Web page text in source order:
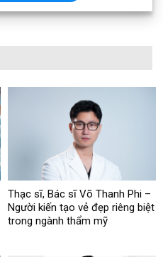
Thạc sĩ, Bác sĩ Võ Thanh Phi –
Người kiến tạo vẻ đẹp riêng biệt
trong ngành thẩm mỹ